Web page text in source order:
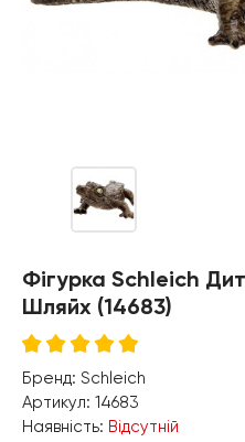
Фігурка Schleich
Шляйх (14683)
Бренд: Schleich
Артикул: 14683
Наявність: Відсутній